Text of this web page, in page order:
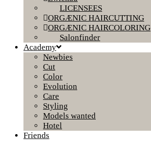
LICENSEES
ORGÆNIC HAIRCUTTING
ORGÆNIC HAIRCOLORING
Salonfinder
Academy
Newbies
Cut
Color
Evolution
Care
Styling
Models wanted
Hotel
Friends